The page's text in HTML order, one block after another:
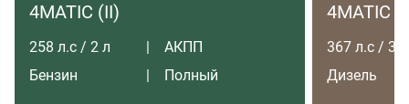
4MATIC (II)
258 л.с / 2 л
АКПП
Бензин
Полный
4MATIC
367 л.с / 3 л
Дизель